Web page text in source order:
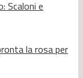
Scaloni e
la rosa per